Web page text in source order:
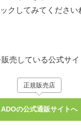
クしてみてください
売している公式サイ
正規販売店
ADOの公式通販サイトへ